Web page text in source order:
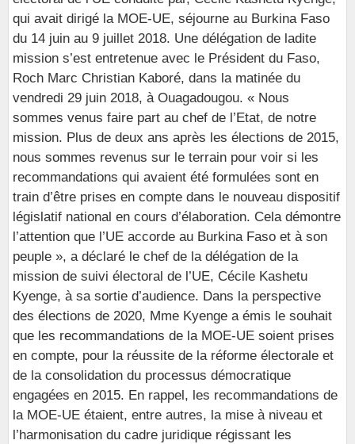
qui avait dirigé la MOE-UE, séjourne au Burkina Faso
du 14 juin au 9 juillet 2018. Une délégation de ladite
mission s’est entretenue avec le Président du Faso,
Roch Marc Christian Kaboré, dans la matinée du
vendredi 29 juin 2018, à Ouagadougou. « Nous
sommes venus faire part au chef de l’Etat, de notre
mission. Plus de deux ans après les élections de 2015,
nous sommes revenus sur le terrain pour voir si les
recommandations qui avaient été formulées sont en
train d’être prises en compte dans le nouveau dispositif
législatif national en cours d’élaboration. Cela démontre
l’attention que l’UE accorde au Burkina Faso et à son
peuple », a déclaré le chef de la délégation de la
mission de suivi électoral de l’UE, Cécile Kashetu
Kyenge, à sa sortie d’audience. Dans la perspective
des élections de 2020, Mme Kyenge a émis le souhait
que les recommandations de la MOE-UE soient prises
en compte, pour la réussite de la réforme électorale et
de la consolidation du processus démocratique
engagées en 2015. En rappel, les recommandations de
la MOE-UE étaient, entre autres, la mise à niveau et
l’harmonisation du cadre juridique régissant les